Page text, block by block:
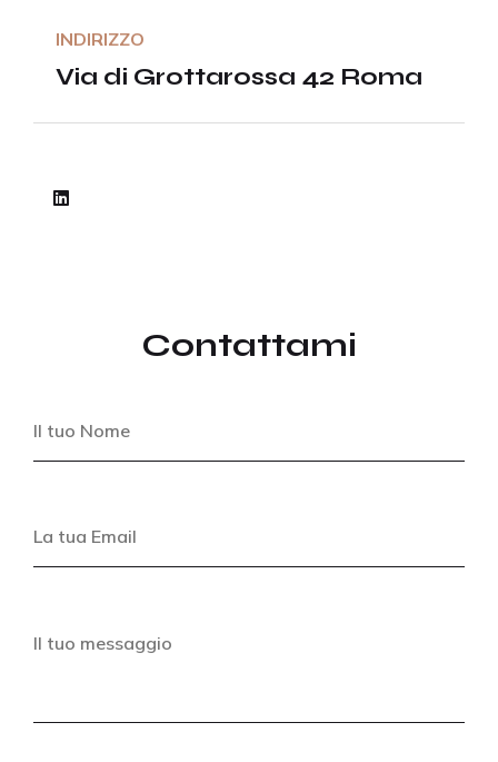
INDIRIZZO
Via di Grottarossa 42 Roma
Contattami